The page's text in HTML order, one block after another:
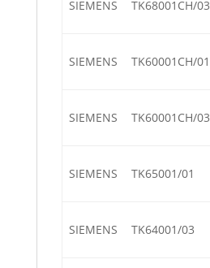
SIEMENS TK68001CH/03
SIEMENS TK60001CH/01
SIEMENS TK60001CH/03
SIEMENS TK65001/01
SIEMENS TK64001/03